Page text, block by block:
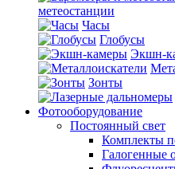
метеостанции
Часы
Глобусы
Экшн-
Зонты
Фотооборудование
Постоянный свет
Комплекты
Галогенные